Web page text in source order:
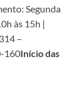
Segunda
às 15h |
–
160Início das